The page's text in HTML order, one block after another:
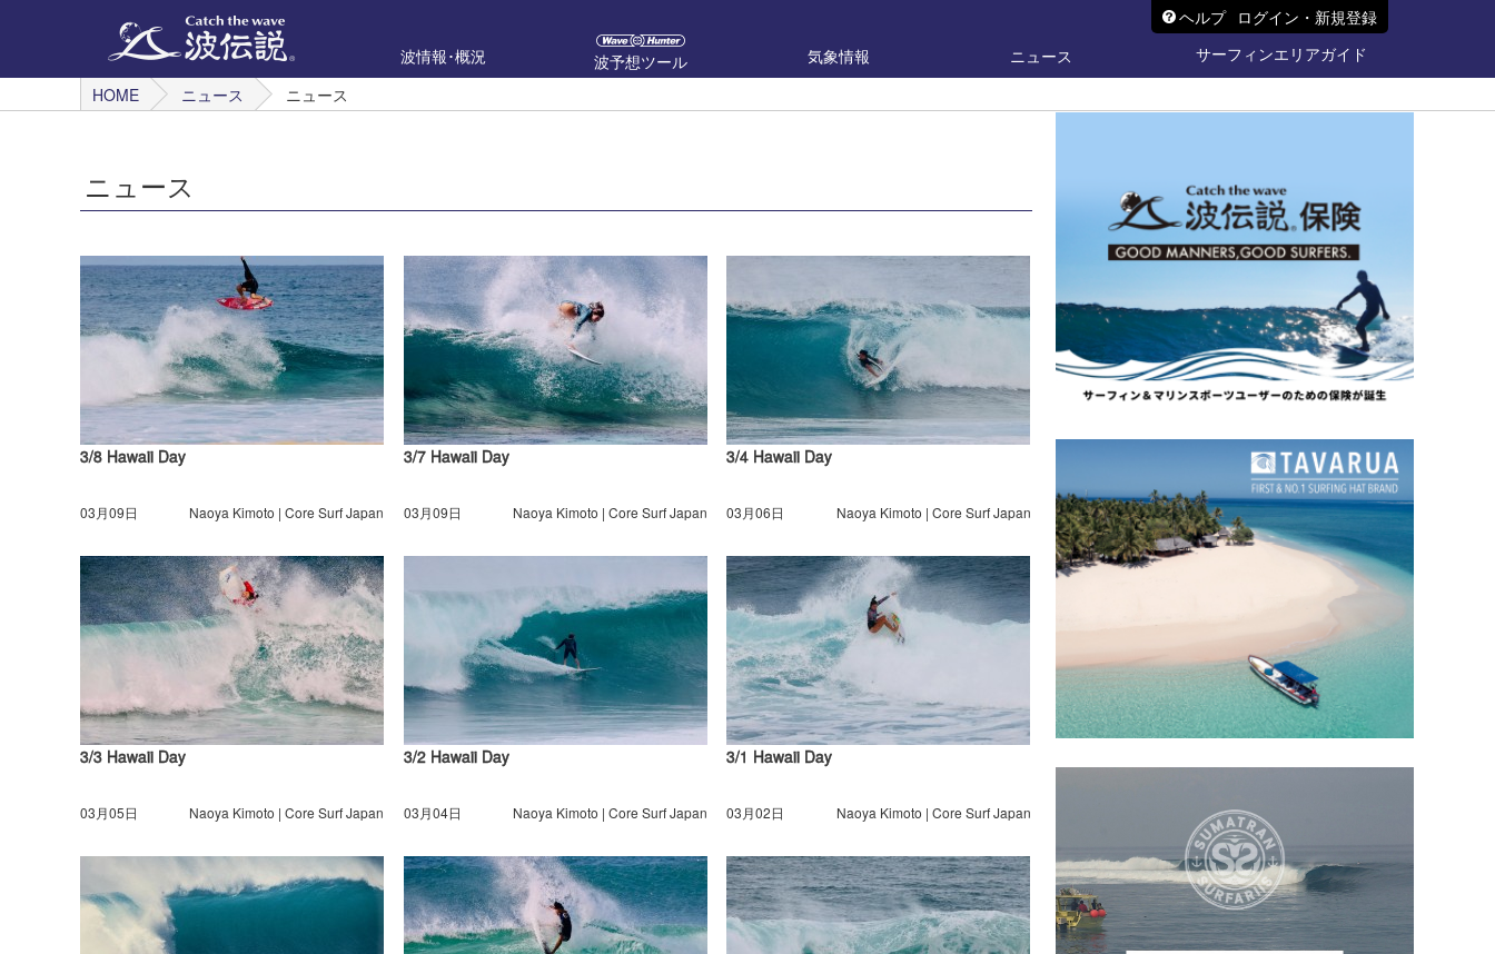
ヘルプ ログイン・新規登録
波情報･概況
波予想ツール 気象情報 ニュース
サーフィンエリアガイド
HOME
ニュース ニュース
ニュース
3/8 Hawaii Day
03月09日 Naoya Kimoto | Core Surf Japan
3/7 Hawaii Day
03月09日 Naoya Kimoto | Core Surf Japan
3/4 Hawaii Day
03月06日 Naoya Kimoto | Core Surf Japan
3/3 Hawaii Day
03月05日 Naoya Kimoto | Core Surf Japan
3/2 Hawaii Day
03月04日 Naoya Kimoto | Core Surf Japan
3/1 Hawaii Day
03月02日 Naoya Kimoto | Core Surf Japan